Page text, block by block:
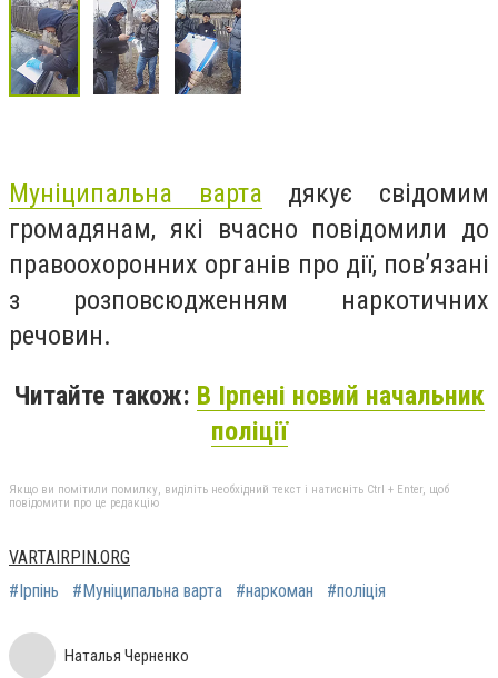
Муніципальна варта дякує свідомим
громадянам, які вчасно повідомили до
правоохоронних органів про дії, пов’язані
з розповсюдженням наркотичних
речовин.
Читайте також: В Ірпені новий начальник
поліції
Якщо ви помітили помилку, виділіть необхідний текст і натисніть Ctrl + Enter, щоб
повідомити про це редакцію
VARTAIRPIN.ORG
#Ірпінь
#Муніципальна варта #наркоман #поліція
Наталья Черненко